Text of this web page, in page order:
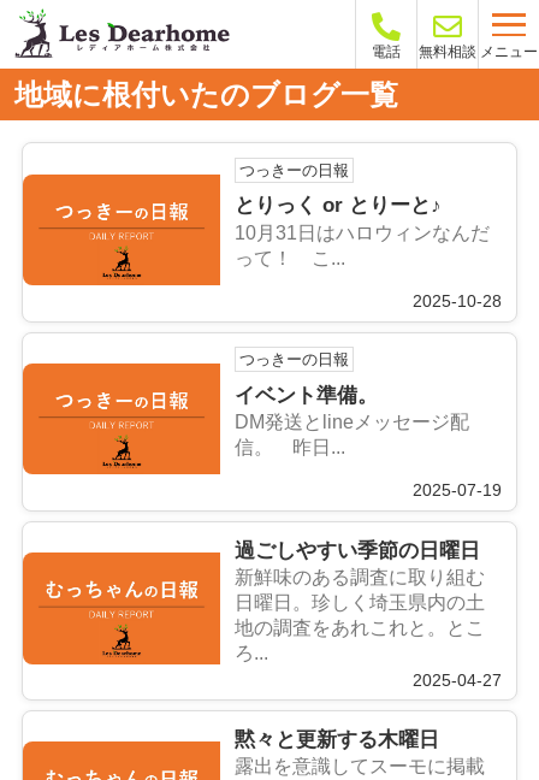
電話 無料相談 メニュー
地域に根付いたのブログ一覧
つっきーの日報
とりっく or とりーと♪
10月31日はハロウィンなんだ
って！ こ...
2025-10-28
つっきーの日報
イベント準備。
DM発送とlineメッセージ配
信。 昨日...
2025-07-19
過ごしやすい季節の日曜日
新鮮味のある調査に取り組む
日曜日。珍しく埼玉県内の土
地の調査をあれこれと。とこ
ろ...
2025-04-27
黙々と更新する木曜日
露出を意識してスーモに掲載